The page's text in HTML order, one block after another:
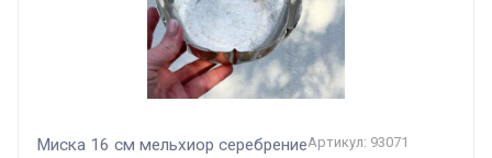
Миска 16 см мельхиор серебрениеАртикул: 93071